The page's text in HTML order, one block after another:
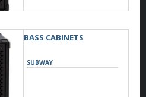
BASS CABINETS
SUBWAY